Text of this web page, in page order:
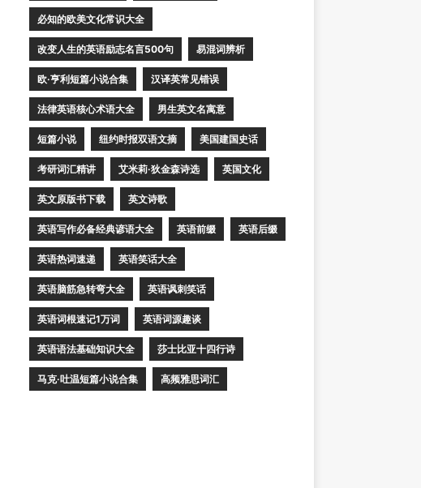
必知的欧美文化常识大全
改变人生的英语励志名言500句 易混词辨析
欧·亨利短篇小说合集 汉译英常见错误
法律英语核心术语大全 男生英文名寓意
短篇小说 纽约时报双语文摘 美国建国史话
考研词汇精讲 艾米莉·狄金森诗选 英国文化
英文原版书下载 英文诗歌
英语写作必备经典谚语大全 英语前缀 英语后缀
英语热词速递 英语笑话大全
英语脑筋急转弯大全 英语讽刺笑话
英语词根速记1万词 英语词源趣谈
英语语法基础知识大全 莎士比亚十四行诗
马克·吐温短篇小说合集 高频雅思词汇